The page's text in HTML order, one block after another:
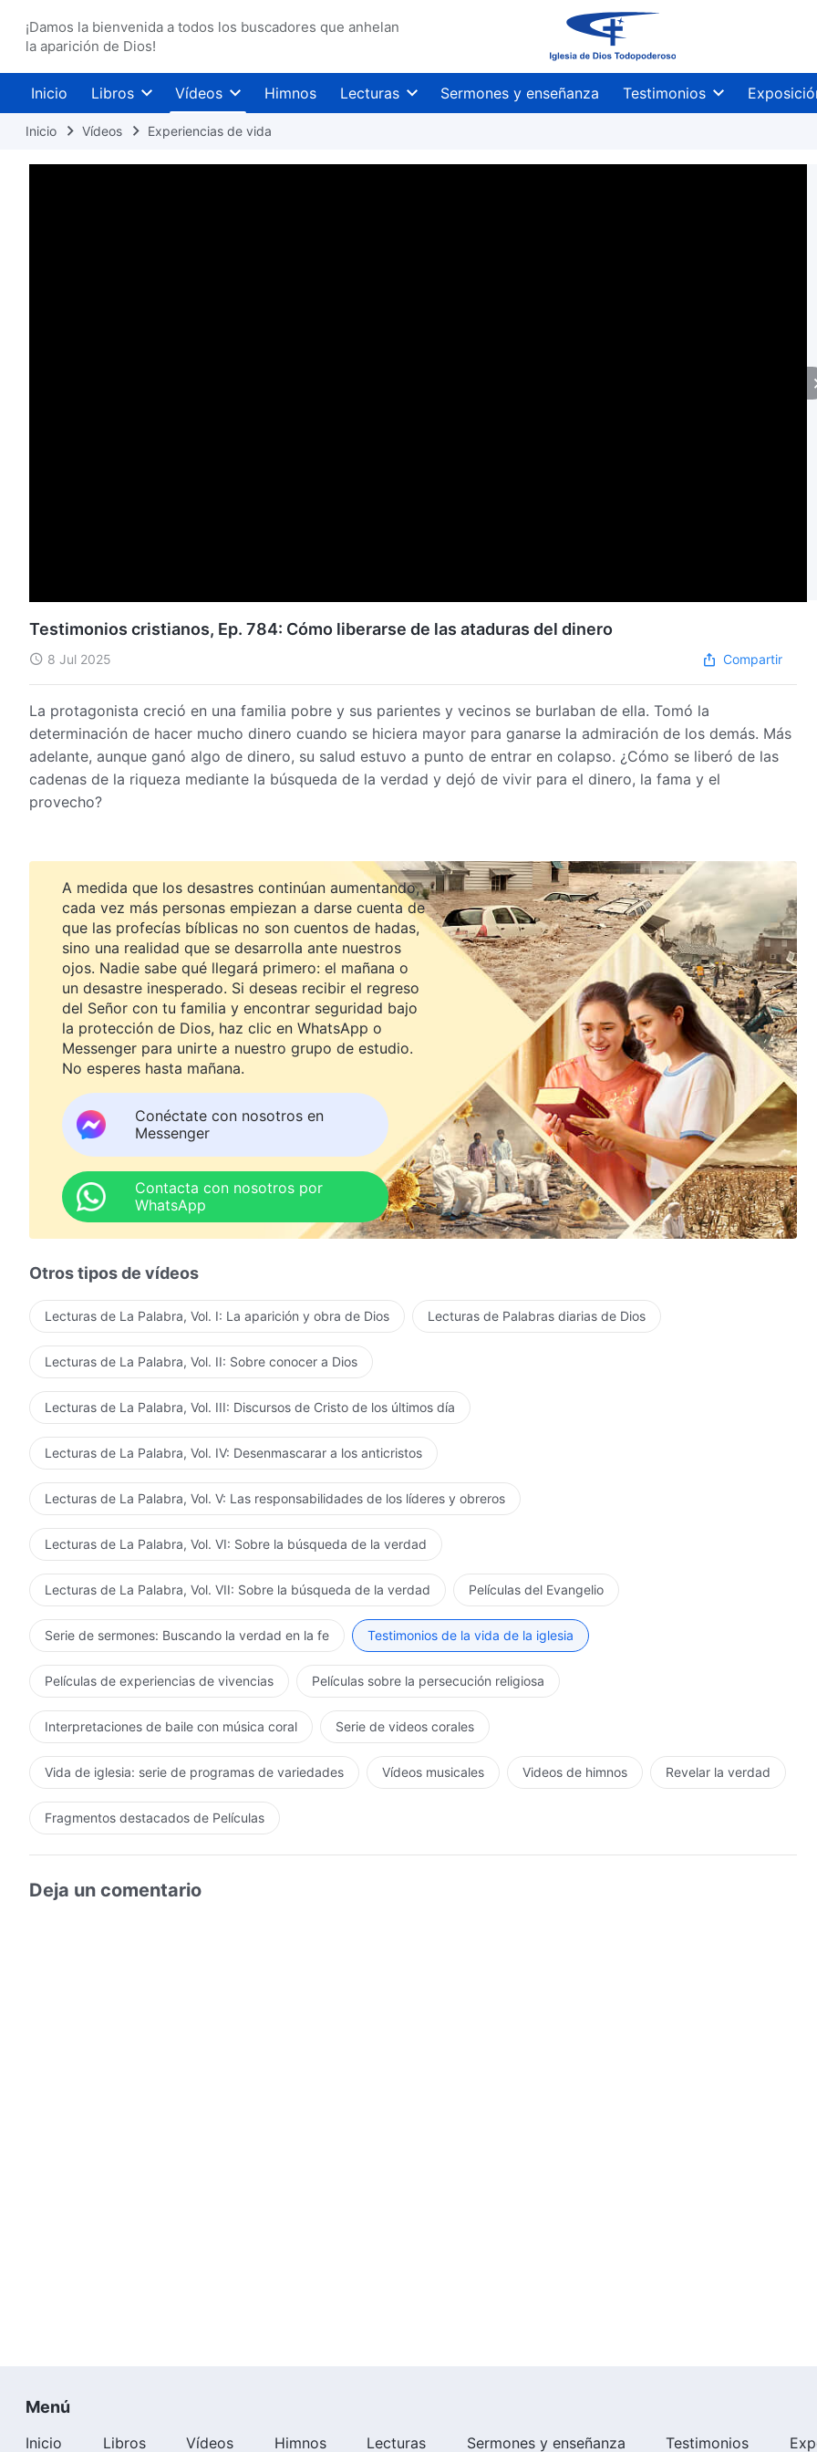
¡Damos la bienvenida a todos los buscadores que anhelan
la aparición de Dios!
Inicio Libros Vídeos Himnos Lecturas Sermones y enseñanza Testimonios
Inicio Vídeos Experiencias de vida
Testimonios cristianos, Ep. 784: Cómo liberarse de las ataduras del dinero
8 Jul 2025 Compartir
La protagonista creció en una familia pobre y sus parientes y vecinos se burlaban de ella. Tomó la
determinación de hacer mucho dinero cuando se hiciera mayor para ganarse la admiración de los demás. Más
adelante, aunque ganó algo de dinero, su salud estuvo a punto de entrar en colapso. ¿Cómo se liberó de las
cadenas de la riqueza mediante la búsqueda de la verdad y dejó de vivir para el dinero, la fama y el
provecho?
A medida que los desastres continúan aumentando,
cada vez más personas empiezan a darse cuenta de
que las profecías bíblicas no son cuentos de hadas,
sino una realidad que se desarrolla ante nuestros
ojos. Nadie sabe qué llegará primero: el mañana o
un desastre inesperado. Si deseas recibir el regreso
del Señor con tu familia y encontrar seguridad bajo
la protección de Dios, haz clic en WhatsApp o
Messenger para unirte a nuestro grupo de estudio.
No esperes hasta mañana.
Conéctate con nosotros en
Messenger
Contacta con nosotros por
WhatsApp
Otros tipos de vídeos
Lecturas de La Palabra, Vol. I: La aparición y obra de Dios Lecturas de Palabras diarias de Dios
Lecturas de La Palabra, Vol. II: Sobre conocer a Dios
Lecturas de La Palabra, Vol. III: Discursos de Cristo de los últimos día
Lecturas de La Palabra, Vol. IV: Desenmascarar a los anticristos
Lecturas de La Palabra, Vol. V: Las responsabilidades de los líderes y obreros
Lecturas de La Palabra, Vol. VI: Sobre la búsqueda de la verdad
Lecturas de La Palabra, Vol. VII: Sobre la búsqueda de la verdad Películas del Evangelio
Serie de sermones: Buscando la verdad en la fe Testimonios de la vida de la iglesia
Películas de experiencias de vivencias Películas sobre la persecución religiosa
Interpretaciones de baile con música coral Serie de videos corales
Vida de iglesia: serie de programas de variedades Vídeos musicales Videos de himnos Revelar la verdad
Fragmentos destacados de Películas
Deja un comentario
Menú
Inicio Libros Vídeos Himnos Lecturas Sermones y enseñanza Testimonios